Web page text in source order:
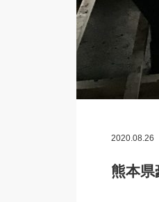
2020.08.26
熊本